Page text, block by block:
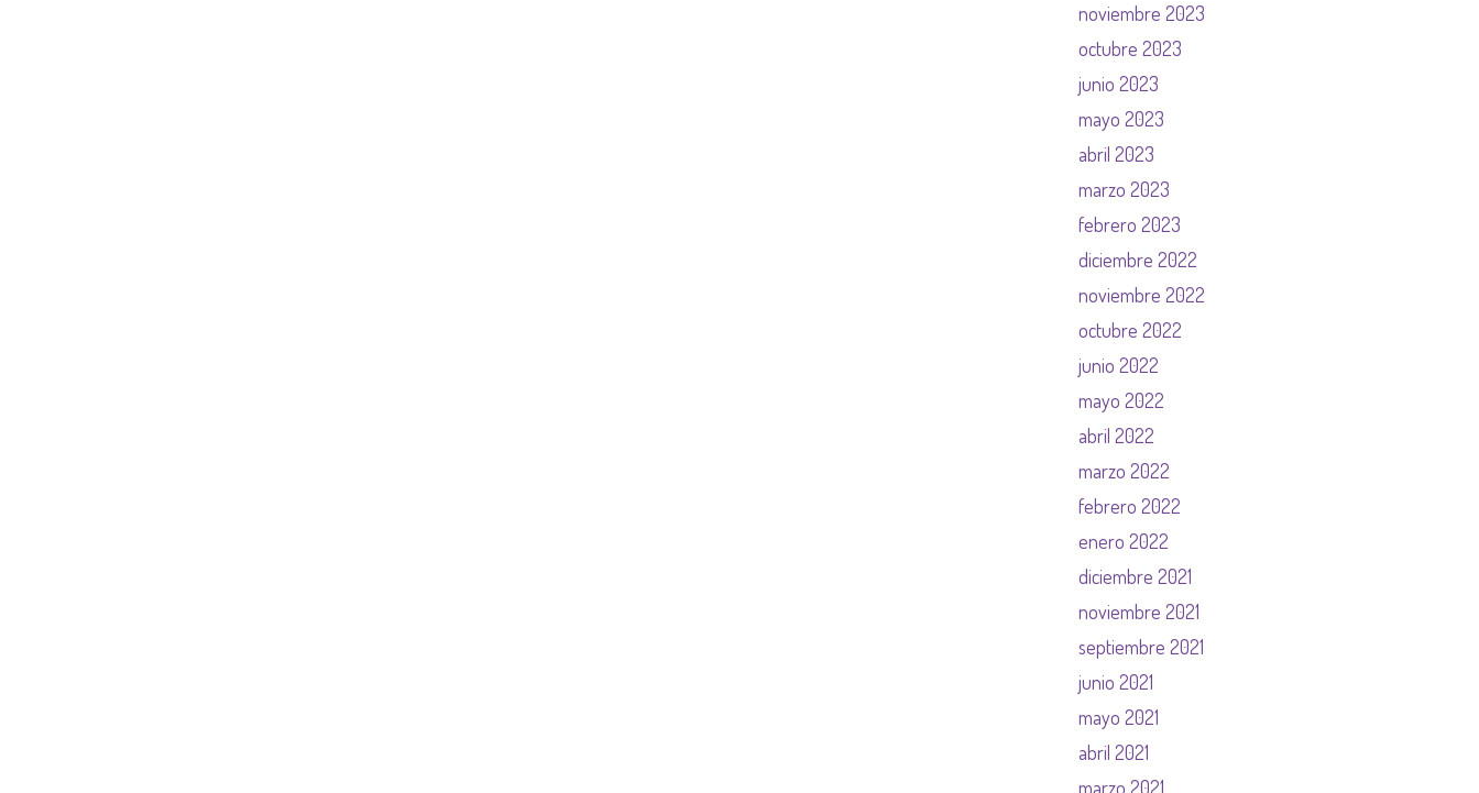
noviembre 2023
octubre 2023
junio 2023
mayo 2023
abril 2023
marzo 2023
febrero 2023
diciembre 2022
noviembre 2022
octubre 2022
junio 2022
mayo 2022
abril 2022
marzo 2022
febrero 2022
enero 2022
diciembre 2021
noviembre 2021
septiembre 2021
junio 2021
mayo 2021
abril 2021
marzo 2021